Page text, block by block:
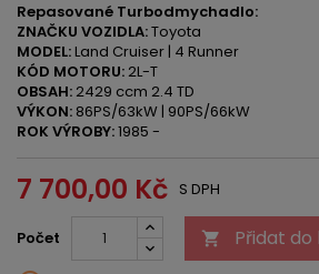
Repasované Turbodmychadlo:
ZNAČKU VOZIDLA:Toyota
MODEL:Land Cruiser | 4 Runner
KÓD MOTORU: 2L-T
OBSAH: 2429 ccm 2.4 TD
VÝKON: 86PS/63kW | 90PS/66kW
ROK VÝROBY:1985 -
7 700,00 Kč S DPH
Počet  Přidat do